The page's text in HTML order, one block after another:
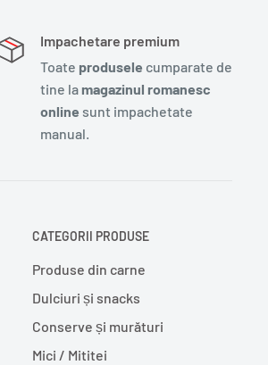
Impachetare premium
Toate produsele cumparate de
tine lamagazinul romanesc
online sunt impachetate
manual.
CATEGORII PRODUSE
Produse din carne
Dulciuri și snacks
Conserve și murături
Mici / Mititei